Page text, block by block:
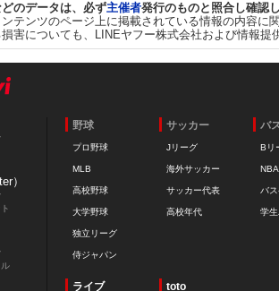
のデータは、必ず主催者発行のものと照合し確認
テンツのページ上に掲載されている情報の内容
害についても、LINEヤフー株式会社および情報提
）
野球
プロ野球
MLB
高校野球
大学野球
独立リーグ
侍ジャパン
サッカー
Jリーグ
海外サッカー
サッカー代表
高校年代
バ
Bリ
NBA
バ
学
ライブ toto